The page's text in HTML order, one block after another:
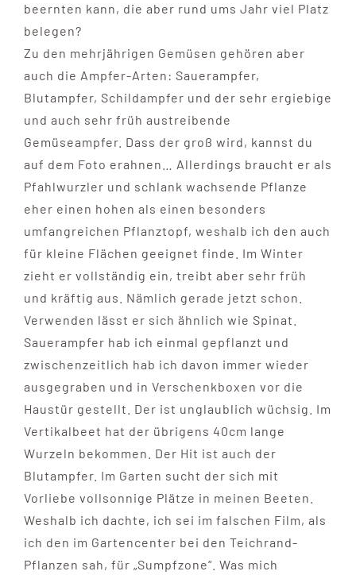
beernten kann, die aber rund ums Jahr viel Platz
belegen?
Zu den mehrjährigen Gemüsen gehören aber
auch die Ampfer-Arten: Sauerampfer,
Blutampfer, Schildampfer und der sehr ergiebige
und auch sehr früh austreibende
Gemüseampfer. Dass der groß wird, kannst du
auf dem Foto erahnen… Allerdings braucht er als
Pfahlwurzler und schlank wachsende Pflanze
eher einen hohen als einen besonders
umfangreichen Pflanztopf, weshalb ich den auch
für kleine Flächen geeignet finde. Im Winter
zieht er vollständig ein, treibt aber sehr früh
und kräftig aus. Nämlich gerade jetzt schon.
Verwenden lässt er sich ähnlich wie Spinat.
Sauerampfer hab ich einmal gepflanzt und
zwischenzeitlich hab ich davon immer wieder
ausgegraben und in Verschenkboxen vor die
Haustür gestellt. Der ist unglaublich wüchsig. Im
Vertikalbeet hat der übrigens 40cm lange
Wurzeln bekommen. Der Hit ist auch der
Blutampfer. Im Garten sucht der sich mit
Vorliebe vollsonnige Plätze in meinen Beeten.
Weshalb ich dachte, ich sei im falschen Film, als
ich den im Gartencenter bei den Teichrand-
Pflanzen sah, für „Sumpfzone“. Was mich